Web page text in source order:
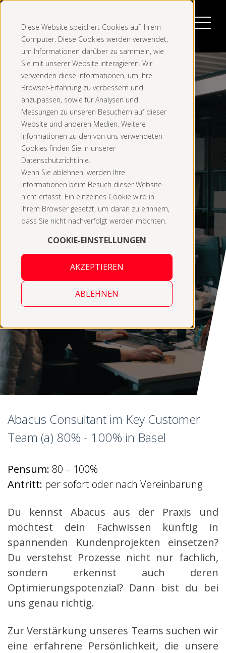
Diese Website speichert Cookies auf Ihrem
Computer. Diese Cookies werden verwendet,
um Informationen darüber zu sammeln, wie
Sie mit unserer Website interagieren. Wir
verwenden diese Informationen, um Ihre
Browser-Erfahrung zu verbessern und
anzupassen, sowie für Analysen und
Messungen zu unseren Besuchern auf dieser
Website und anderen Medien. Weitere
Informationen zu den von uns verwendeten
Cookies finden Sie in unserer
Datenschutzrichtlinie.
Wenn Sie ablehnen, werden Ihre
Informationen beim Besuch dieser Website
nicht erfasst. Ein einzelnes Cookie wird in
Ihrem Browser gesetzt, um daran zu erinnern,
dass Sie nicht nachverfolgt werden möchten.
COOKIE-EINSTELLUNGEN
AKZEPTIEREN
ABLEHNEN
Abacus Consultant im Key Customer
Team (a) 80% - 100% in Basel
Pensum: 80 – 100%
Antritt: per sofort oder nach Vereinbarung
Du kennst Abacus aus der Praxis und
möchtest dein Fachwissen künftig in
spannenden Kundenprojekten einsetzen?
Du verstehst Prozesse nicht nur fachlich,
sondern erkennst auch deren
Optimierungspotenzial? Dann bist du bei
uns genau richtig.
Zur Verstärkung unseres Teams suchen wir
eine erfahrene Persönlichkeit, die unsere